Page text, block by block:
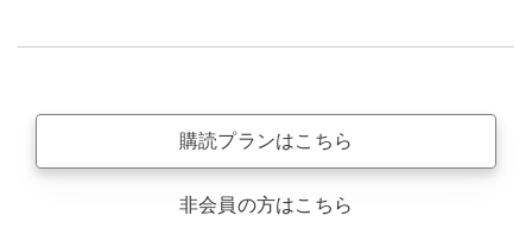
購読プランはこちら
非会員の方はこちら